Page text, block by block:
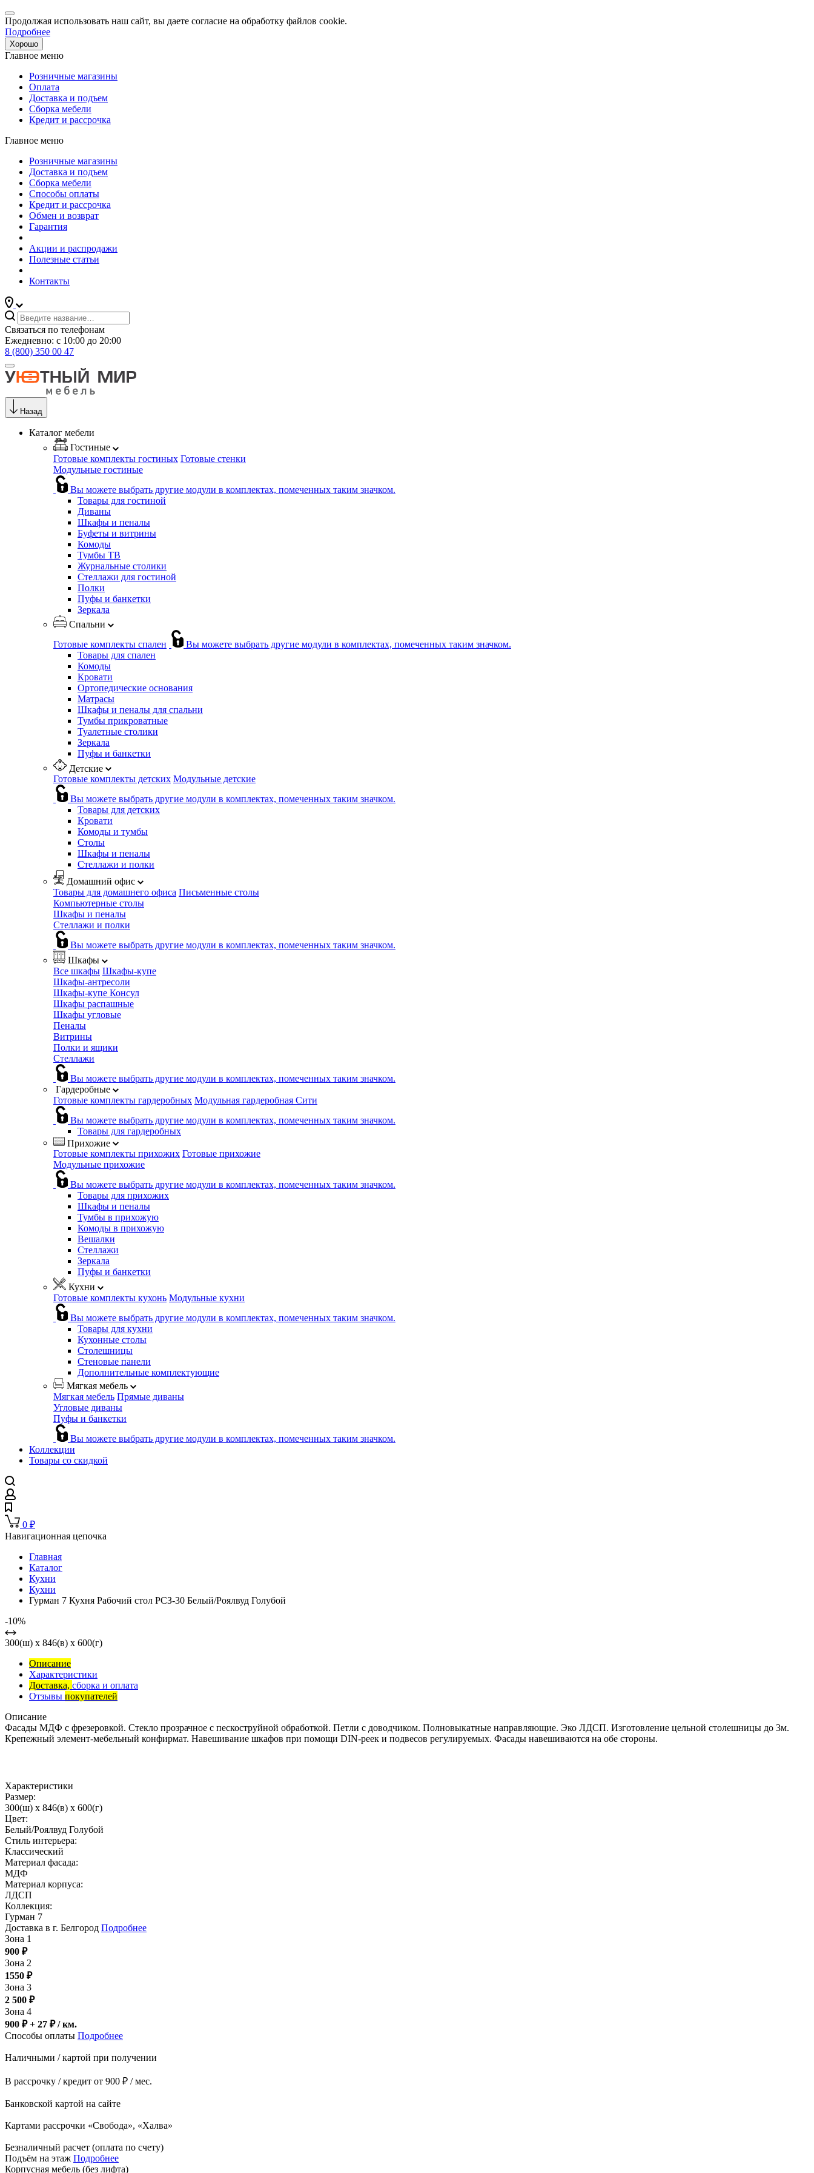
Продолжая использовать наш сайт, вы даете согласие на обработку файлов cookie.
Подробнее
Хорошо
Главное меню
Розничные магазины
Оплата
Доставка и подъем
Сборка мебели
Кредит и рассрочка
Главное меню
Розничные магазины
Доставка и подъем
Сборка мебели
Способы оплаты
Кредит и рассрочка
Обмен и возврат
Гарантия
Акции и распродажи
Полезные статьи
Контакты
Связаться по телефонам
Ежедневно: с 10:00 до 20:00
8 (800) 350 00 47
Назад
Каталог мебели
Гостиные
Готовые комплекты гостиных Готовые стенки
Модульные гостиные
Вы можете выбрать другие модули в комплектах, помеченных таким значком.
Товары для гостиной
Диваны
Шкафы и пеналы
Буфеты и витрины
Комоды
Тумбы ТВ
Журнальные столики
Стеллажи для гостиной
Полки
Пуфы и банкетки
Зеркала
Спальни
Готовые комплекты спален
Вы можете выбрать другие модули в комплектах, помеченных таким значком.
Товары для спален
Комоды
Кровати
Ортопедические основания
Матрасы
Шкафы и пеналы для спальни
Тумбы прикроватные
Туалетные столики
Зеркала
Пуфы и банкетки
Детские
Готовые комплекты детских Модульные детские
Вы можете выбрать другие модули в комплектах, помеченных таким значком.
Товары для детских
Кровати
Комоды и тумбы
Столы
Шкафы и пеналы
Стеллажи и полки
Домашний офис
Товары для домашнего офиса Письменные столы
Компьютерные столы
Шкафы и пеналы
Стеллажи и полки
Вы можете выбрать другие модули в комплектах, помеченных таким значком.
Шкафы
Все шкафы Шкафы-купе
Шкафы-антресоли
Шкафы-купе Консул
Шкафы распашные
Шкафы угловые
Пеналы
Витрины
Полки и ящики
Стеллажи
Вы можете выбрать другие модули в комплектах, помеченных таким значком.
Гардеробные
Готовые комплекты гардеробных Модульная гардеробная Сити
Вы можете выбрать другие модули в комплектах, помеченных таким значком.
Товары для гардеробных
Прихожие
Готовые комплекты прихожих Готовые прихожие
Модульные прихожие
Вы можете выбрать другие модули в комплектах, помеченных таким значком.
Товары для прихожих
Шкафы и пеналы
Тумбы в прихожую
Комоды в прихожую
Вешалки
Стеллажи
Зеркала
Пуфы и банкетки
Кухни
Готовые комплекты кухонь Модульные кухни
Вы можете выбрать другие модули в комплектах, помеченных таким значком.
Товары для кухни
Кухонные столы
Столешницы
Стеновые панели
Дополнительные комплектующие
Мягкая мебель
Мягкая мебель Прямые диваны
Угловые диваны
Пуфы и банкетки
Вы можете выбрать другие модули в комплектах, помеченных таким значком.
Коллекции
Товары со скидкой
0 ₽
Навигационная цепочка
Главная
Каталог
Кухни
Кухни
Гурман 7 Кухня Рабочий стол РСЗ-30 Белый/Роялвуд Голубой
-10%
300(ш) x 846(в) x 600(г)
Описание
Характеристики
Доставка, сборка и оплата
Отзывы покупателей
Описание
Фасады МДФ с фрезеровкой. Стекло прозрачное с пескоструйной обработкой. Петли с доводчиком. Полновыкатные направляющие. Эко ЛДСП. Изготовление цельной столешницы до 3м.
Крепежный элемент-мебельный конфирмат. Навешивание шкафов при помощи DIN-реек и подвесов регулируемых. Фасады навешиваются на обе стороны.
Характеристики
Размер:
300(ш) x 846(в) x 600(г)
Цвет:
Белый/Роялвуд Голубой
Стиль интерьера:
Классический
Материал фасада:
МДФ
Материал корпуса:
ЛДСП
Коллекция:
Гурман 7
Доставка в г. Белгород Подробнее
Зона 1
900 ₽
Зона 2
1550 ₽
Зона 3
2 500 ₽
Зона 4
900 ₽ + 27 ₽/ км.
Способы оплаты Подробнее
Наличными / картой при получении
В рассрочку / кредит от 900 ₽ / мес.
Банковской картой на сайте
Картами рассрочки «Свобода», «Халва»
Безналичный расчет (оплата по счету)
Подъём на этаж Подробнее
Корпусная мебель (без лифта)